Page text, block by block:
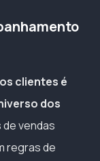
clientes é
dos
vendas
regras de